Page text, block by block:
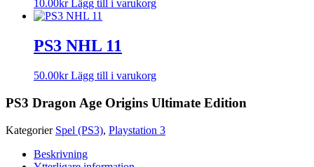
10.00kr Lägg till i varukorg
PS3 NHL 11
50.00kr Lägg till i varukorg
PS3 Dragon Age Origins Ultimate Edition
Kategorier Spel (PS3), Playstation 3
Beskrivning